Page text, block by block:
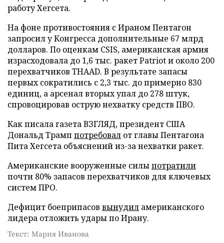
работу Хегсета.
На фоне противостояния с Ираном Пентагон
запросил у Конгресса дополнительные 67 млрд
долларов. По оценкам CSIS, американская армия
израсходовала до 1,6 тыс. ракет Patriot и около 200
перехватчиков THAAD. В результате запасы
первых сократились с 2,3 тыс. до примерно 830
единиц, а арсенал вторых упал до 278 штук,
спровоцировав острую нехватку средств ПВО.
Как писала газета ВЗГЛЯД, президент США
Дональд Трамп потребовал от главы Пентагона
Пита Хегсета объяснений из-за нехватки ракет.
Американские вооруженные силыпотратили
почти 80% запасов перехватчиков для ключевых
систем ПРО.
Дефицит боеприпасов вынудил американского
лидера отложить удары по Ирану.
Текст: Мария Иванова